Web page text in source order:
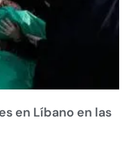
en Líbano en las